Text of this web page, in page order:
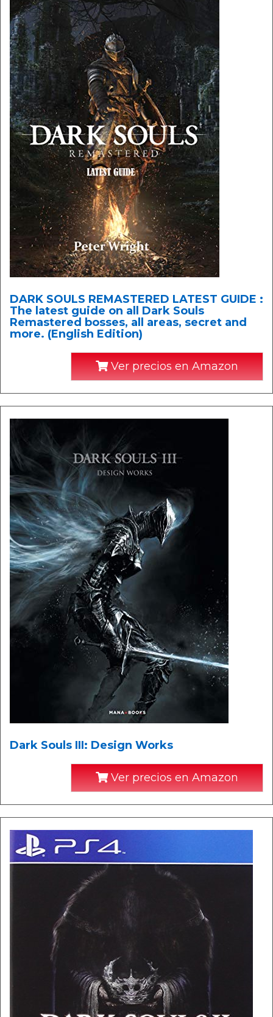
DARK SOULS REMASTERED LATEST GUIDE :
The latest guide on all Dark Souls
Remastered bosses, all areas, secret and
more. (English Edition)
Ver precios en Amazon
Dark Souls III: Design Works
Ver precios en Amazon